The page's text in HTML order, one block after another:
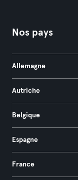
Nos pays
Allemagne
Autriche
Belgique
Espagne
France